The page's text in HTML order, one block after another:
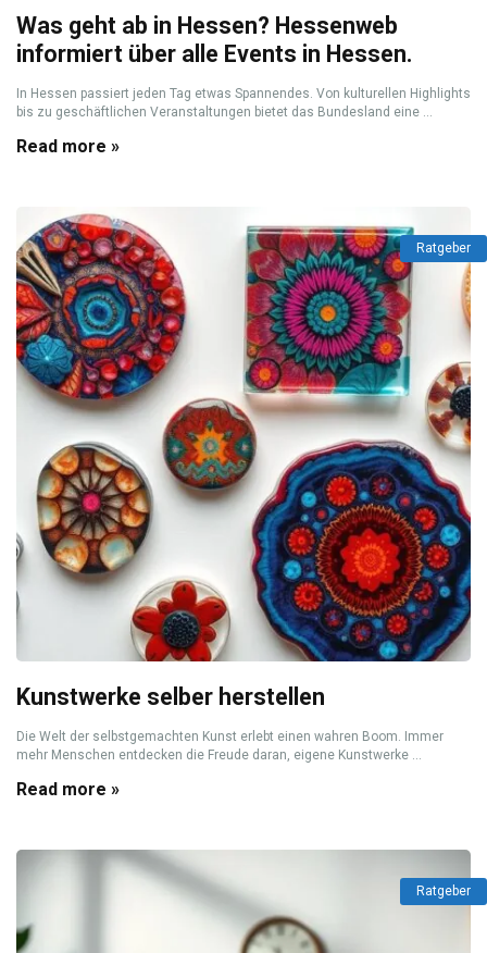
Was geht ab in Hessen? Hessenweb
informiert über alle Events in Hessen.
In Hessen passiert jeden Tag etwas Spannendes. Von kulturellen Highlights
bis zu geschäftlichen Veranstaltungen bietet das Bundesland eine ...
Read more »
Ratgeber
Kunstwerke selber herstellen
Die Welt der selbstgemachten Kunst erlebt einen wahren Boom. Immer
mehr Menschen entdecken die Freude daran, eigene Kunstwerke ...
Read more »
Ratgeber